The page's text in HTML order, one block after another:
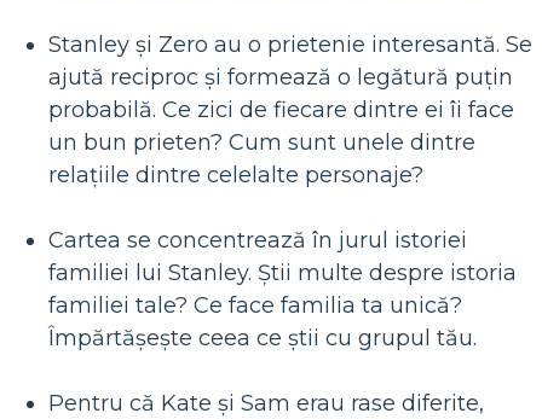
Stanley și Zero au o prietenie interesantă. Se
ajută reciproc și formează o legătură puțin
probabilă. Ce zici de fiecare dintre ei îi face
un bun prieten? Cum sunt unele dintre
relațiile dintre celelalte personaje?
Cartea se concentrează în jurul istoriei
familiei lui Stanley. Știi multe despre istoria
familiei tale? Ce face familia ta unică?
Împărtășește ceea ce știi cu grupul tău.
Pentru că Kate și Sam erau rase diferite,